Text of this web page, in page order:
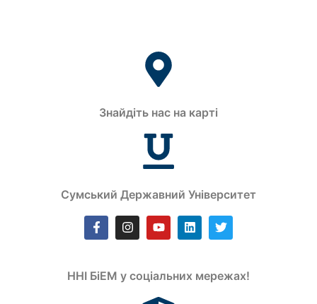
Знайдіть нас на карті
Сумський Державний Університет
ННІ БіЕМ у соціальних мережах!